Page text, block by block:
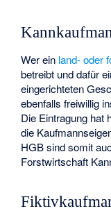
Wer ein land- oder
betreibt und dafür
eingerichteten
ebenfalls freiwillig
Die Eintragung hat
die
HGB sind somit
Forstwirtschaft